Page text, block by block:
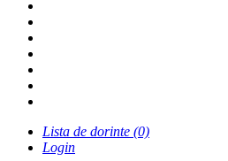
Lista de dorinte (0)
Login